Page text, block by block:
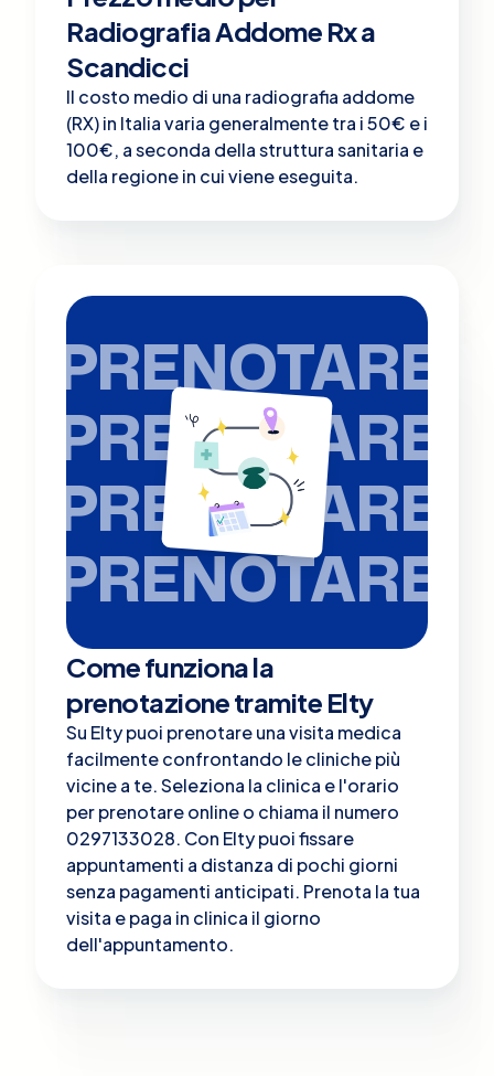
Radiografia Addome Rx a
Scandicci
Il costo medio di una radiografia addome
(RX) in Italia varia generalmente tra i 50€ e i
100€, a seconda della struttura sanitaria e
della regione in cui viene eseguita.
PRENOTARE
PRENOTARE
PRENOTARE
PRENOTARE
Come funziona la
prenotazione tramite Elty
Su Elty puoi prenotare una visita medica
facilmente confrontando le cliniche più
vicine a te. Seleziona la clinica e l'orario
per prenotare online o chiama il numero
0297133028. Con Elty puoi fissare
appuntamenti a distanza di pochi giorni
senza pagamenti anticipati. Prenota la tua
visita e paga in clinica il giorno
dell'appuntamento.